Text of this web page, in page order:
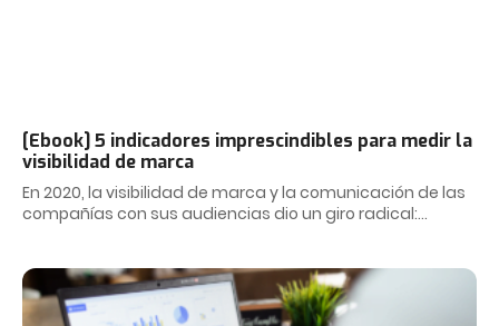
[Ebook] 5 indicadores imprescindibles para medir la
visibilidad de marca
En 2020, la visibilidad de marca y la comunicación de las
compañías con sus audiencias dio un giro radical: